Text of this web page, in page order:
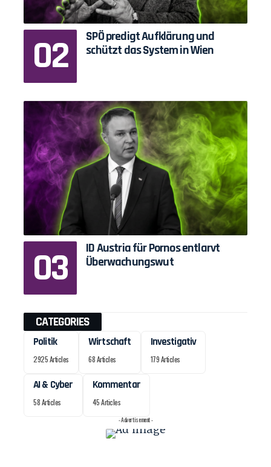
SPÖ predigt Aufklärung und
schützt das System in Wien
ID Austria für Pornos entlarvt
Überwachungswut
CATEGORIES
Politik
2925 Articles
Wirtschaft
68 Articles
Investigativ
179 Articles
AI & Cyber
58 Articles
Kommentar
45 Articles
- Advertisement -